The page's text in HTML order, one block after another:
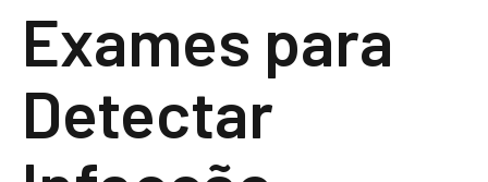
Exames para
Detectar